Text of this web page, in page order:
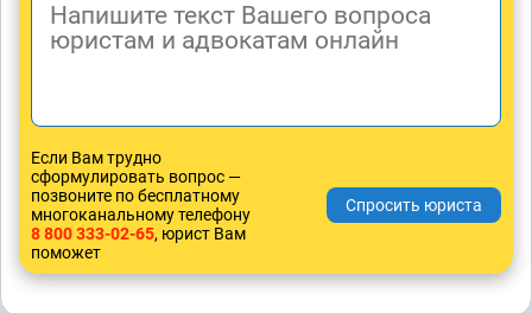
Если Вам трудно
сформулировать вопрос —
позвоните по бесплатному
многоканальному телефону
8 800 333-02-65, юрист Вам
поможет